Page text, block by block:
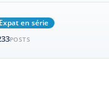
Expat en série
POSTS